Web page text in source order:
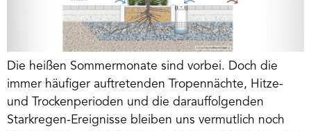
Die heißen Sommermonate sind vorbei. Doch die
immer häufiger auftretenden Tropennächte, Hitze-
und Trockenperioden und die darauffolgenden
Starkregen-Ereignisse bleiben uns vermutlich noch